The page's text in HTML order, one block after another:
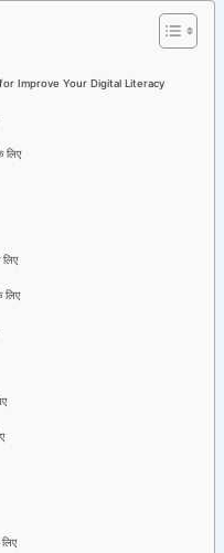
Improve Your Digital Literacy
लिए